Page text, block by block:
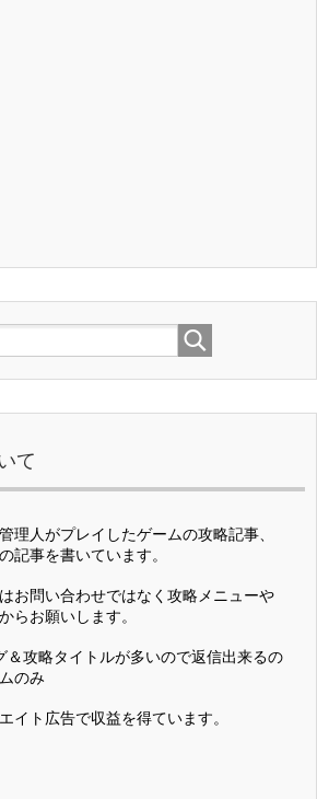
て
理人がプレイしたゲームの攻略記事、
記事を書いています。
お問い合わせではなく攻略メニューや
らお願いします。
＆攻略タイトルが多いので返信出来るの
のみ
イト広告で収益を得ています。